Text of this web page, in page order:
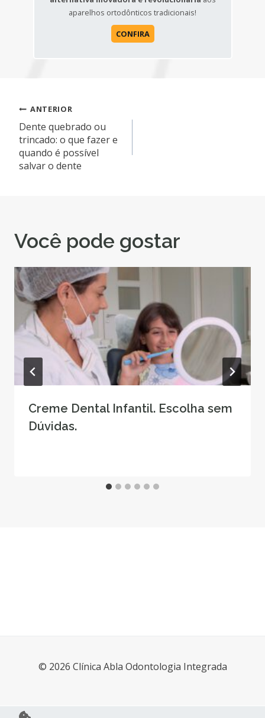
aparelhos ortodônticos tradicionais!
CONFIRA
Navegação
de
Post
ANTERIOR
Dente quebrado ou
trincado: o que fazer e
quando é possível
salvar o dente
Você pode gostar
Creme Dental Infantil. Escolha sem
Dúvidas.
© 2026 Clínica Abla Odontologia Integrada